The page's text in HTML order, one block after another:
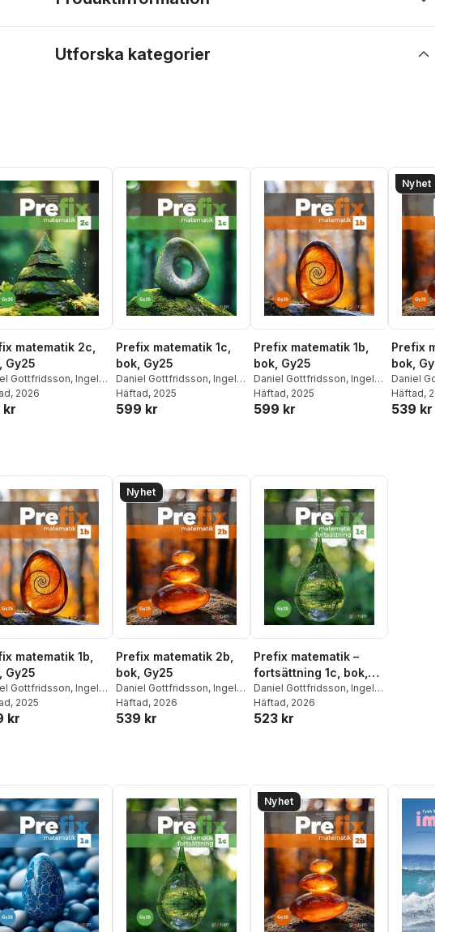
Utforska kategorier
matematik 2c,
Gy25
Gottfridsson, Ingela
,Maria Berg
, 2026
kr
Prefix matematik 1c,
bok, Gy25
Daniel Gottfridsson, Ingela
Nilsson ,Maria Berg
Häftad, 2025
599 kr
Prefix matematik 1b,
bok, Gy25
Daniel Gottfridsson, Ingela
Nilsson ,Maria Berg
Häftad, 2025
599 kr
Nyhet
Prefix
bok, Gy25
Daniel
Nilsson ,Maria
Häftad, 2026
539 kr
matematik 1b,
Gy25
Gottfridsson, Ingela
,Maria Berg
, 2025
kr
Nyhet
Prefix matematik 2b,
bok, Gy25
Daniel Gottfridsson, Ingela
Nilsson ,Maria Berg
Häftad, 2026
539 kr
Prefix matematik –
fortsättning 1c, bok,
Gy25
Daniel Gottfridsson, Ingela
Nilsson ,Maria Berg
Häftad, 2026
523 kr
Nyhet